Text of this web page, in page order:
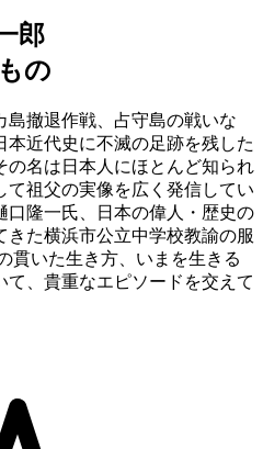
郎
の
撤退作戦、占守島の戦いな
本近代史に不滅の足跡を残した
の名は日本人にほとんど知られ
祖父の実像を広く発信してい
口隆一氏、日本の偉人・歴史の
た横浜市公立中学校教諭の服
貫いた生き方、いまを生きる
、貴重なエピソードを交えて